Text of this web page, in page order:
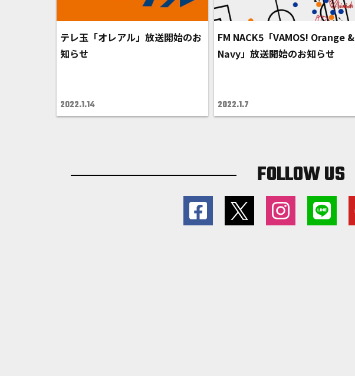
テレ玉「オレアル」放送開始のお
知らせ
2022.1.14
FM NACK5「VAMOS! Orange &
Navy」放送開始のお知らせ
2022.1.7
FOLLOW US